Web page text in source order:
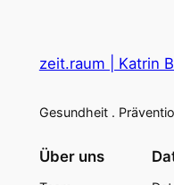
zeit.raum | Katrin
Gesundheit .
Über uns